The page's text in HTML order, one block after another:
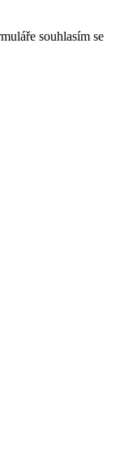
souhlasím se